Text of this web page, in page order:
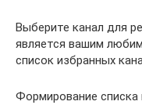
Выберите канал для
является вашим
список избранных
Формирование списка